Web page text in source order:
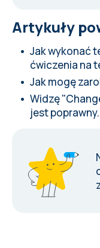
Artykuły
Jak wykonać
ćwiczenia na
Jak mogę
Widzę
jest